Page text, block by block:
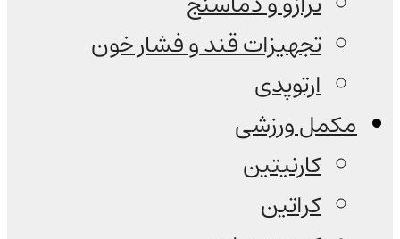
تجهیزات قند و فشار خون
ارتوپدی
مکمل ورزشی
کارنیتین
کراتین